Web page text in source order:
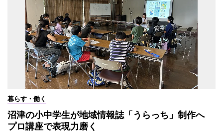
暮らす・働く
沼津の小中学生が地域情報誌「うらっち」制作へ
プロ講座で表現力磨く